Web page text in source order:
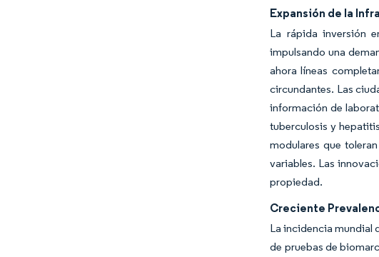
Expansión de la
La rápida inversión
impulsando una
ahora líneas
circundantes. Las
información de
tuberculosis y
modulares que
variables. Las
propiedad.
Creciente
La incidencia mundial
de pruebas de